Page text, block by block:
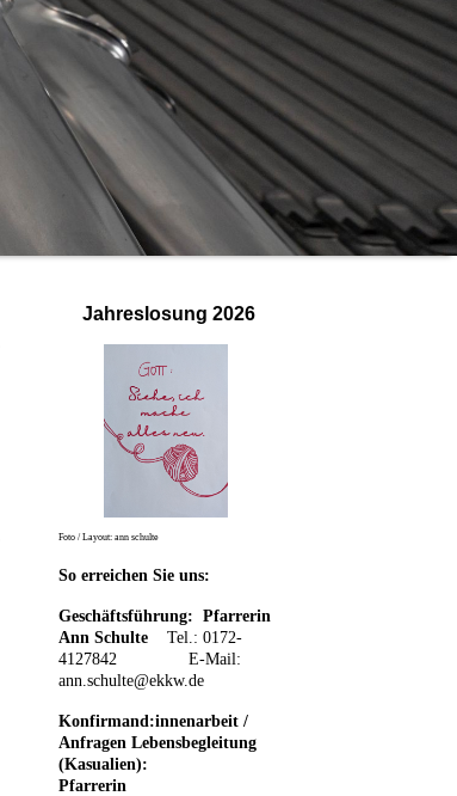
Jahreslosung 2026
Foto / Layout: ann schulte
So erreichen Sie uns:
Geschäftsführung: Pfarrerin
Ann Schulte Tel.: 0172-
4127842 E-Mail:
ann.schulte@ekkw.de
Konfirmand:innenarbeit /
Anfragen Lebensbegleitung
(Kasualien):
Pfarrerin